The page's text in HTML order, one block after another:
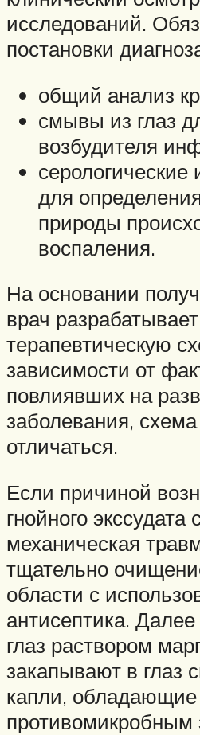
исследований.
постановки
общий анализ
смывы из глаз
возбудителя
серологические
для
природы
воспаления.
На основании
врач разрабатывает
терапевтическую
зависимости от
повлиявших на
заболевания,
отличаться.
Если причиной
гнойного экссудата
механическая
тщательно
области с
антисептика.
глаз раствором
закапывают в глаз
капли, обладающие